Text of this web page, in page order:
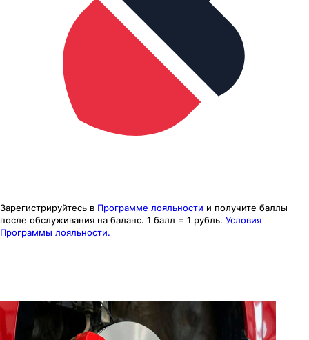
Зарегистрируйтесь в Программе лояльности и получите баллы
после обслуживания на баланс. 1 балл = 1 рубль. Условия
Программы лояльности.